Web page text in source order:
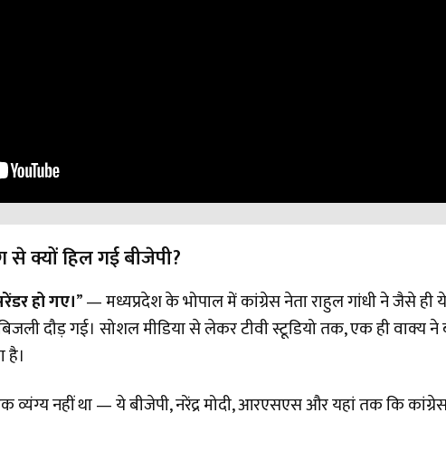
क्यों हिल गई बीजेपी?
हो गए।” — मध्यप्रदेश के भोपाल में कांग्रेस नेता राहुल गांधी ने जैसे ही
बिजली दौड़ गई। सोशल मीडिया से लेकर टीवी स्टूडियो तक, एक ही वाक्य
है।
व्यंग्य नहीं था — ये बीजेपी, नरेंद्र मोदी, आरएसएस और यहां तक कि